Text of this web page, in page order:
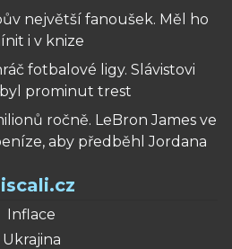
největší fanoušek. Měl ho
i v knize
fotbalové ligy. Slávistovi
byl prominut trest
ročně. LeBron James ve
aby předběhl Jordana
Inflace
Ukrajina